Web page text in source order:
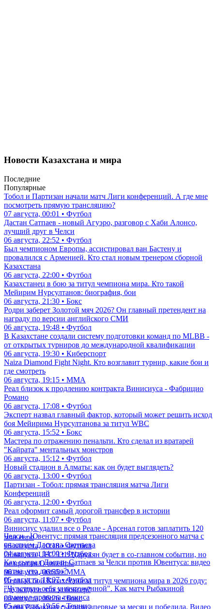
Новости Казахстана и мира
Последние
Популярные
Тобол и Партизан начали матч Лиги конференций. А где мне
посмотреть прямую трансляцию?
07 августа, 00:01 • Футбол
Дастан Сатпаев - новый Агуэро, разговор с Хаби Алонсо,
лучший друг в Челси
06 августа, 22:52 • Футбол
Был чемпионом Европы, ассистировал ван Бастену и
провалился с Арменией. Кто стал новым тренером сборной
Казахстана
06 августа, 22:00 • Футбол
Казахстанец в бою за титул чемпиона мира. Кто такой
Мейирим Нурсултанов: биография, бои
06 августа, 21:30 • Бокс
Родри заберет Золотой мяч 2026? Он главный претендент на
награду по версии английского СМИ
06 августа, 19:48 • Футбол
В Казахстане создали систему подготовки команд по MLBB -
от открытых турниров до международной квалификации
06 августа, 19:30 • Киберспорт
Naiza Diamond Fight Night. Кто возглавит турнир, какие бои и
где смотреть
06 августа, 19:15 • ММА
Реал близок к продлению контракта Винисиуса - Фабрицио
Романо
06 августа, 17:08 • Футбол
Эксперт назвал главный фактор, который может решить исход
боя Мейирима Нурсултанова за титул WBC
06 августа, 15:52 • Бокс
Мастера по отражению пенальти. Кто сделал из вратарей
"Кайрата" ментальных монстров
06 августа, 15:12 • Футбол
Новый стадион в Алматы: как он будет выглядеть?
06 августа, 13:00 • Футбол
Партизан - Тобол: прямая трансляция матча Лиги
Конференций
06 августа, 12:00 • Футбол
Реал оформит самый дорогой трансфер в истории
06 августа, 11:07 • Футбол
Винисиус удалил все о Реале - Арсенал готов заплатить 120
млн евро
06 августа, 10:18 • Футбол
Объявлен UFC 331: Царукян будет в со-главном событии, но
не против Оливейры
06 августа, 06:55 • ММА
Первый бой Казахстана за титул чемпиона мира в 2026 году:
где, когда и что за боксер?
06 августа, 06:26 • Бокс
Елена Рыбакина сыграла впервые за месяц и победила. Видео
Челси - Ювентус: прямая трансляция предсезонного матча с
участием Дастана Сатпаева
04 августа, 14:00 • Футбол
Как сыграл Дастан Сатпаев за Челси против Ювентуса: видео
матча, что дальше?
05 августа, 18:07 • Футбол
"Чувствую себя уничтоженной". Как матч Рыбакиной
изменил правила тенниса
05 августа, 19:56 • Теннис